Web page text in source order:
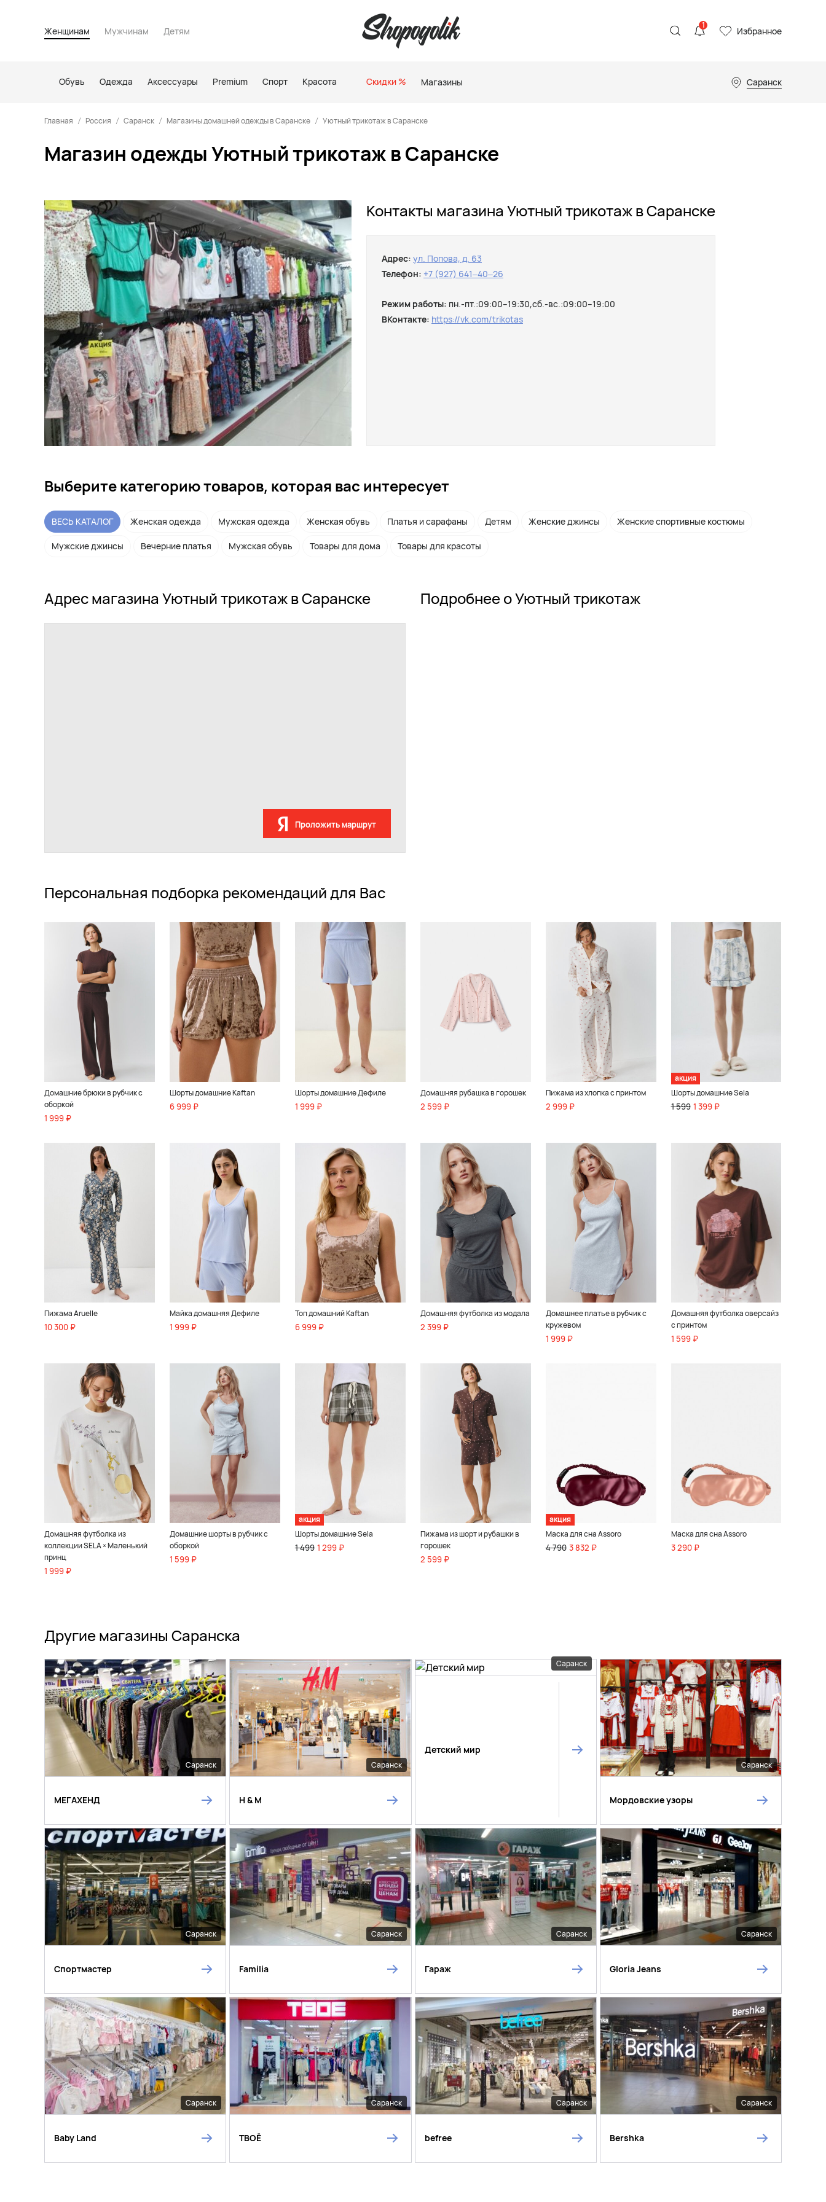
Женщинам Мужчинам Детям
1 Избранное
Обувь Одежда Аксессуары Premium Спорт Красота Скидки % Магазины Саранск
Главная Россия Саранск Магазины домашней одежды в Саранске Уютный трикотаж в Саранске
Магазин одежды Уютный трикотаж в Саранске
Контакты магазина Уютный трикотаж в Саранске
Адрес: ул. Попова, д. 63
Телефон: +7 (927) 641‒40‒26
Режим работы: пн.-пт.:09:00–19:30,сб.-вс.:09:00–19:00
ВКонтакте: https://vk.com/trikotas
Выберите категорию товаров, которая вас интересует
ВЕСЬ КАТАЛОГ Женская одежда Мужская одежда Женская обувь Платья и сарафаны Детям Женские джинсы Женские спортивные костюмы
Мужские джинсы Вечерние платья Мужская обувь Товары для дома Товары для красоты
Адрес магазина Уютный трикотаж в Саранске
Проложить маршрут
Подробнее о Уютный трикотаж
Персональная подборка рекомендаций для Вас
Домашние брюки в рубчик с
оборкой
1 999 ₽
Шорты домашние Kaftan
6 999 ₽
Шорты домашние Дефиле
1 999 ₽
Домашняя рубашка в горошек
2 599 ₽
Пижама из хлопка с принтом
2 999 ₽
акция
Шорты домашние Sela
1 599 1 399 ₽
Пижама Aruelle
10 300 ₽
Майка домашняя Дефиле
1 999 ₽
Топ домашний Kaftan
6 999 ₽
Домашняя футболка из модала
2 399 ₽
Домашнее платье в рубчик с
кружевом
1 999 ₽
Домашняя футболка оверсайз
с принтом
1 599 ₽
Домашняя футболка из
коллекции SELA × Маленький
принц
1 999 ₽
Домашние шорты в рубчик с
оборкой
1 599 ₽
акция
Шорты домашние Sela
1 499 1 299 ₽
Пижама из шорт и рубашки в
горошек
2 599 ₽
акция
Маска для сна Assoro
4 790 3 832 ₽
Маска для сна Assoro
3 290 ₽
Другие магазины Саранска
Саранск
МЕГАХЕНД
Саранск
H & M
Саранск
Детский мир
Саранск
Мордовские узоры
Саранск
Спортмастер
Саранск
Familia
Саранск
Гараж
Саранск
Gloria Jeans
Саранск
Baby Land
Саранск
ТВОЁ
Саранск
befree
Саранск
Bershka